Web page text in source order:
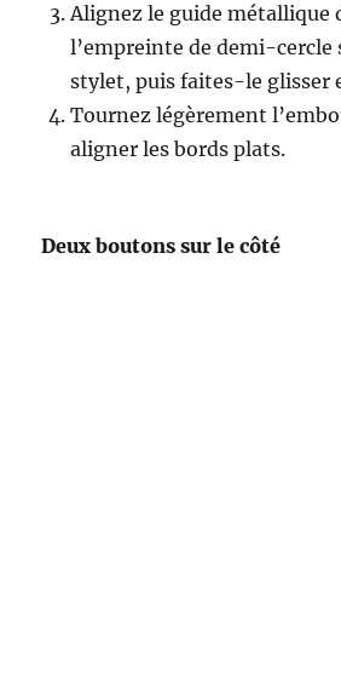
Alignez le guide métallique
l’empreinte de demi-cercle
stylet, puis faites-le glisser
Tournez légèrement
aligner les bords plats.
Deux boutons sur le côté